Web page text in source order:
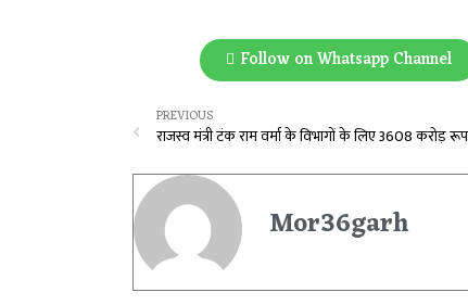
Follow on Whatsapp Channel
PREVIOUS
Mor36garh